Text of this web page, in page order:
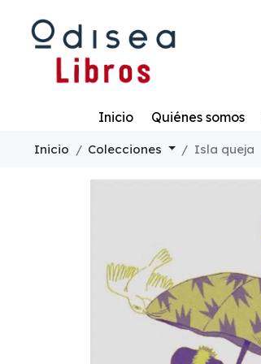
Inicio Quiénes somos
Inicio Colecciones Isla queja